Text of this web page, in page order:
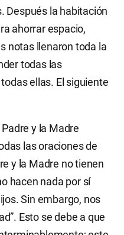
Después la habitación
ahorrar espacio,
notas llenaron toda la
todas las
ellas. El siguiente
y la Madre
las oraciones de
y la Madre no tienen
hacen nada por sí
Sin embargo, nos
Esto se debe a que